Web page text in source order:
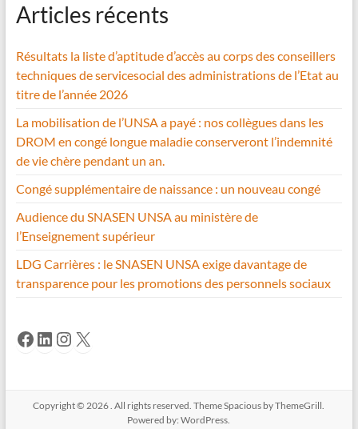
Articles récents
Résultats la liste d’aptitude d’accès au corps des conseillers
techniques de servicesocial des administrations de l’Etat au
titre de l’année 2026
La mobilisation de l’UNSA a payé : nos collègues dans les
DROM en congé longue maladie conserveront l’indemnité
de vie chère pendant un an.
Congé supplémentaire de naissance : un nouveau congé
Audience du SNASEN UNSA au ministère de
l’Enseignement supérieur
LDG Carrières : le SNASEN UNSA exige davantage de
transparence pour les promotions des personnels sociaux
Facebook
LinkedIn
Instagram
X
Copyright © 2026. All rights reserved. ThemeSpacious by ThemeGrill.
Powered by:WordPress.